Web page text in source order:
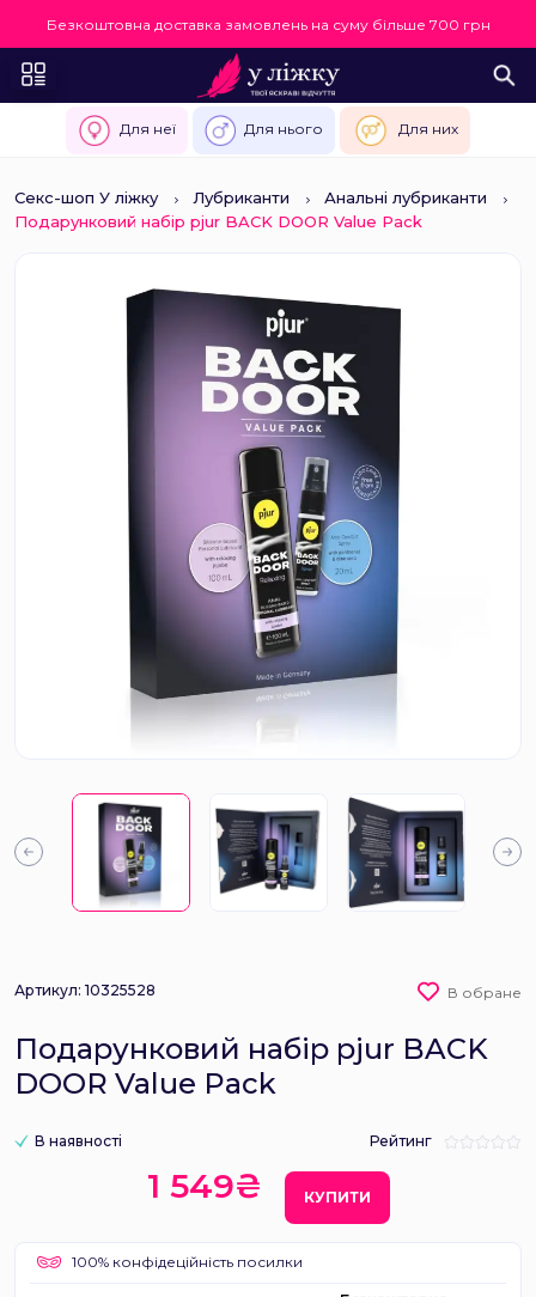
Безкоштовна доставка замовлень на суму більше 700 грн
Для неї Для нього Для них
Секс-шоп У ліжку Лубриканти
Анальні лубриканти
Подарунковий набір pjur BACK DOOR Value Pack
Артикул: 10325528 В обране
Подарунковий набір pjur BACK
DOOR Value Pack
В наявності Рейтинг
1 549₴ КУПИТИ
100% конфідеційність посилки